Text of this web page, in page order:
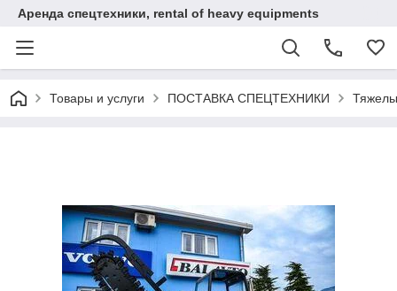
Аренда спецтехники, rental of heavy equipments
Товары и услуги ПОСТАВКА СПЕЦТЕХНИКИ